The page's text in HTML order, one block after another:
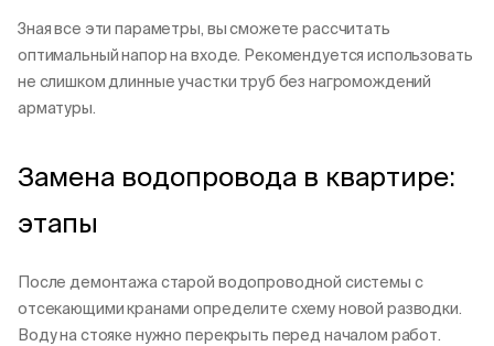
Зная все эти параметры, вы сможете рассчитать
оптимальный напор на входе. Рекомендуется использовать
не слишком длинные участки труб без нагромождений
арматуры.
Замена водопровода в квартире:
этапы
После демонтажа старой водопроводной системы с
отсекающими кранами определите схему новой разводки.
Воду на стояке нужно перекрыть перед началом работ.